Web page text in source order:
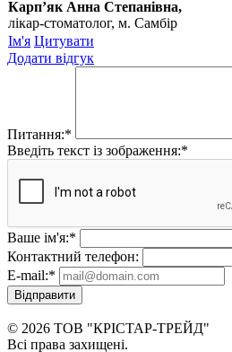
Карп’як Анна Степанівна,
лікар-стоматолог, м. Самбір
Ім'я Цитувати
Додати відгук
Питання:*
Введіть текст із зображення:*
Ваше ім'я:*
Контактний телефон:
E-mail:*
Відправити
© 2026 ТОВ "КРІСТАР-ТРЕЙД"
Всі права захищені.